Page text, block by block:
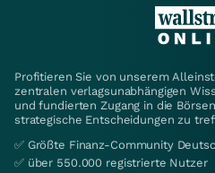
Profitieren Sie von unserem
zentralen verlagsunabhängigen
und fundierten Zugang in die
strategische Entscheidungen zu
✅ Größte Finanz-Community
✅ über 550.000 registrierte Nutzer